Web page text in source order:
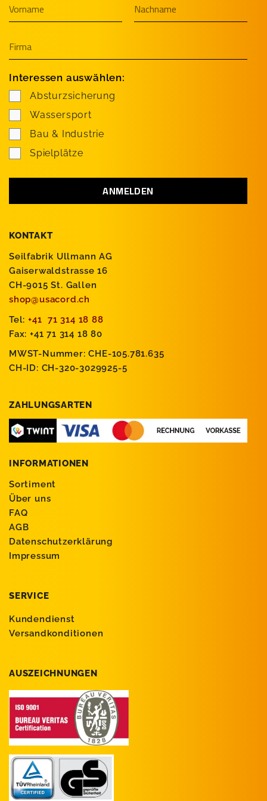
KONTAKT
Seilfabrik Ullmann AG
Gaiserwaldstrasse 16
CH-9015 St. Gallen
shop@usacord.ch
Tel: +41 71 314 18 88
Fax: +41 71 314 18 80
MWST-Nummer: CHE-105.781.635
CH-ID: CH-320-3029925-5
ZAHLUNGSARTEN
INFORMATIONEN
Sortiment
Über uns
FAQ
AGB
Datenschutzerklärung
Impressum
SERVICE
Kundendienst
Versandkonditionen
AUSZEICHNUNGEN
Interessen auswählen:
Absturzsicherung
Wassersport
Bau & Industrie
Spielplätze